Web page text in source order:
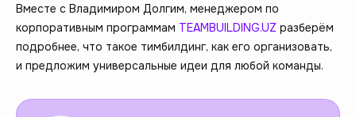
Вместе с Владимиром Долгим, менеджером по
корпоративным программам TEAMBUILDING.UZ разберём
подробнее, что такое тимбилдинг, как его организовать,
и предложим универсальные идеи для любой команды.